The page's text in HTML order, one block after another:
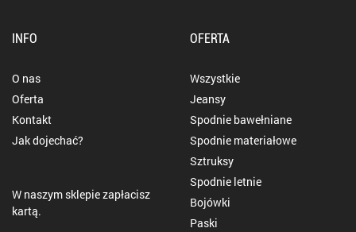
INFO
O nas
Oferta
Kontakt
Jak dojechać?
W naszym sklepie zapłacisz
kartą.
OFERTA
Wszystkie
Jeansy
Spodnie bawełniane
Spodnie materiałowe
Sztruksy
Spodnie letnie
Bojówki
Paski